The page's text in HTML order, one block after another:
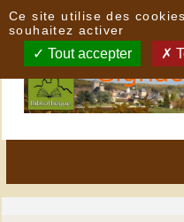
Ce site utilise des
souhaitez activer
Tout accepter